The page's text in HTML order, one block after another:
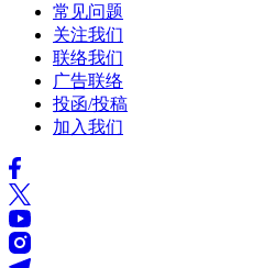
常见问题
关注我们
联络我们
广告联络
投函/投稿
加入我们